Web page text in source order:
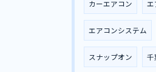
カーエアコン エ
エアコンシステム
スナップオン 千